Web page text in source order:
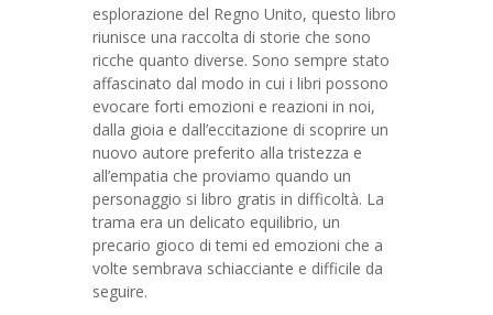
esplorazione del Regno Unito, questo libro
riunisce una raccolta di storie che sono
ricche quanto diverse. Sono sempre stato
affascinato dal modo in cui i libri possono
evocare forti emozioni e reazioni in noi,
dalla gioia e dall’eccitazione di scoprire un
nuovo autore preferito alla tristezza e
all’empatia che proviamo quando un
personaggio si libro gratis in difficoltà. La
trama era un delicato equilibrio, un
precario gioco di temi ed emozioni che a
volte sembrava schiacciante e difficile da
seguire.